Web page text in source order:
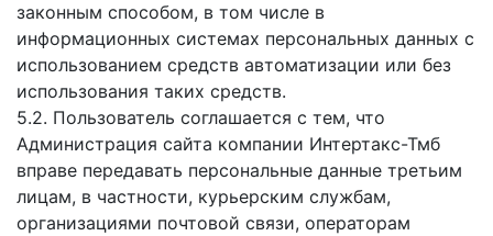
законным способом, в том числе в
информационных системах персональных данных с
использованием средств автоматизации или без
использования таких средств.
5.2. Пользователь соглашается с тем, что
Администрация сайта компании Интертакс-Тмб
вправе передавать персональные данные третьим
лицам, в частности, курьерским службам,
организациями почтовой связи, операторам